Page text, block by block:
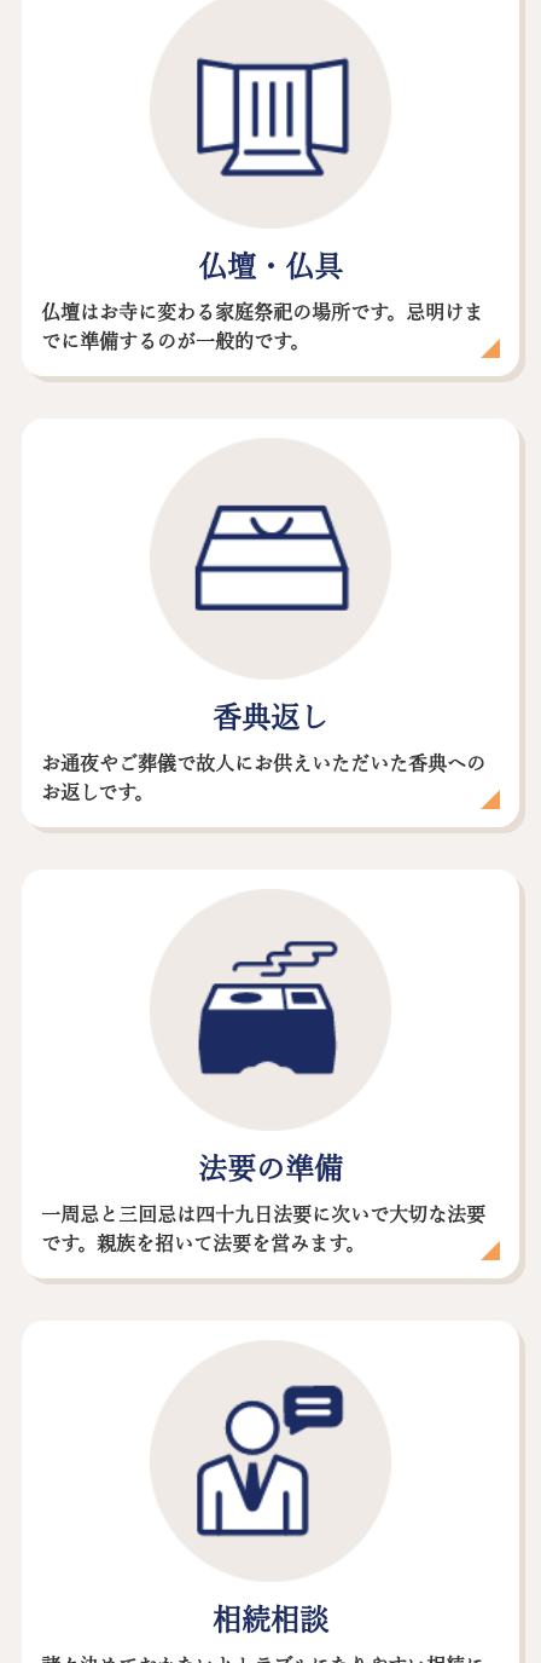
仏壇・仏具
仏壇はお寺に変わる家庭祭祀の場所です。忌明けま
でに準備するのが一般的です。
香典返し
お通夜やご葬儀で故人にお供えいただいた香典への
お返しです。
法要の準備
一周忌と三回忌は四十九日法要に次いで大切な法要
です。親族を招いて法要を営みます。
相続相談